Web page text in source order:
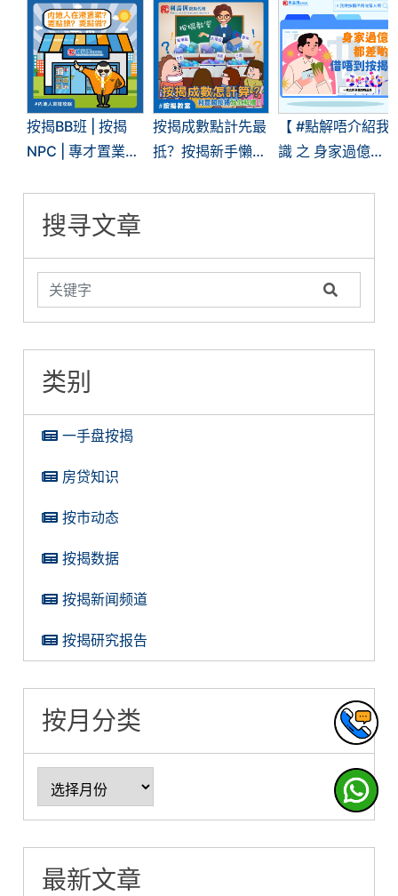
按揭BB班 | 按揭
NPC | 專才置業按
做？
按揭成數點計先最
抵？按揭新手懶人
【 #點解唔介紹我
識 之 身家過億都
搜寻文章
类别
一手盘按揭
房贷知识
按市动态
按揭数据
按揭新闻频道
按揭研究报告
按月分类
最新文章